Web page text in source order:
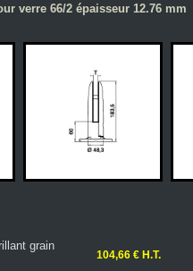
verre 66/2 épaisseur 12.76 mm
grain
104,66 € H.T.